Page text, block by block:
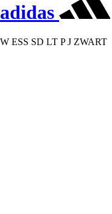
adidas
W ESS SD LT P J ZWART